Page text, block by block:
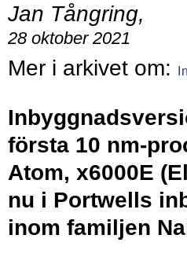
Jan Tångring,
28 oktober 2021
första 10 nm-
Atom, x6000E
nu i Portwells
inom familjen